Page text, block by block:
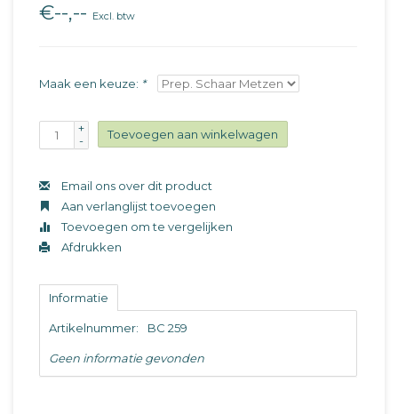
€--,-- Excl. btw
Maak een keuze: *
+
-
Toevoegen aan winkelwagen
Email ons over dit product
Aan verlanglijst toevoegen
Toevoegen om te vergelijken
Afdrukken
Informatie
Artikelnummer: BC 259
Geen informatie gevonden